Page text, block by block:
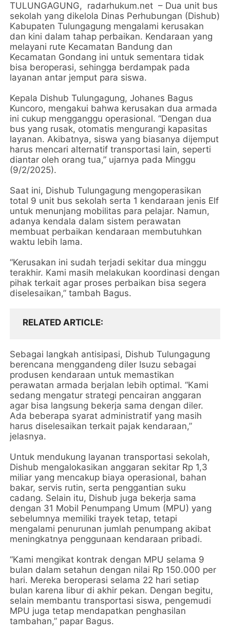
TULUNGAGUNG, radarhukum.net – Dua unit bus
sekolah yang dikelola Dinas Perhubungan (Dishub)
Kabupaten Tulungagung mengalami kerusakan
dan kini dalam tahap perbaikan. Kendaraan yang
melayani rute Kecamatan Bandung dan
Kecamatan Gondang ini untuk sementara tidak
bisa beroperasi, sehingga berdampak pada
layanan antar jemput para siswa.
Kepala Dishub Tulungagung, Johanes Bagus
Kuncoro, mengakui bahwa kerusakan dua armada
ini cukup mengganggu operasional. “Dengan dua
bus yang rusak, otomatis mengurangi kapasitas
layanan. Akibatnya, siswa yang biasanya dijemput
harus mencari alternatif transportasi lain, seperti
diantar oleh orang tua,” ujarnya pada Minggu
(9/2/2025).
Saat ini, Dishub Tulungagung mengoperasikan
total 9 unit bus sekolah serta 1 kendaraan jenis Elf
untuk menunjang mobilitas para pelajar. Namun,
adanya kendala dalam sistem perawatan
membuat perbaikan kendaraan membutuhkan
waktu lebih lama.
“Kerusakan ini sudah terjadi sekitar dua minggu
terakhir. Kami masih melakukan koordinasi dengan
pihak terkait agar proses perbaikan bisa segera
diselesaikan,” tambah Bagus.
RELATED ARTICLE
Sebagai langkah antisipasi, Dishub Tulungagung
berencana menggandeng diler Isuzu sebagai
produsen kendaraan untuk memastikan
perawatan armada berjalan lebih optimal. “Kami
sedang mengatur strategi pencairan anggaran
agar bisa langsung bekerja sama dengan diler.
Ada beberapa syarat administratif yang masih
harus diselesaikan terkait pajak kendaraan,”
jelasnya.
Untuk mendukung layanan transportasi sekolah,
Dishub mengalokasikan anggaran sekitar Rp 1,3
miliar yang mencakup biaya operasional, bahan
bakar, servis rutin, serta penggantian suku
cadang. Selain itu, Dishub juga bekerja sama
dengan 31 Mobil Penumpang Umum (MPU) yang
sebelumnya memiliki trayek tetap, tetapi
mengalami penurunan jumlah penumpang akibat
meningkatnya penggunaan kendaraan pribadi.
“Kami mengikat kontrak dengan MPU selama 9
bulan dalam setahun dengan nilai Rp 150.000 per
hari. Mereka beroperasi selama 22 hari setiap
bulan karena libur di akhir pekan. Dengan begitu,
selain membantu transportasi siswa, pengemudi
MPU juga tetap mendapatkan penghasilan
tambahan,” papar Bagus.